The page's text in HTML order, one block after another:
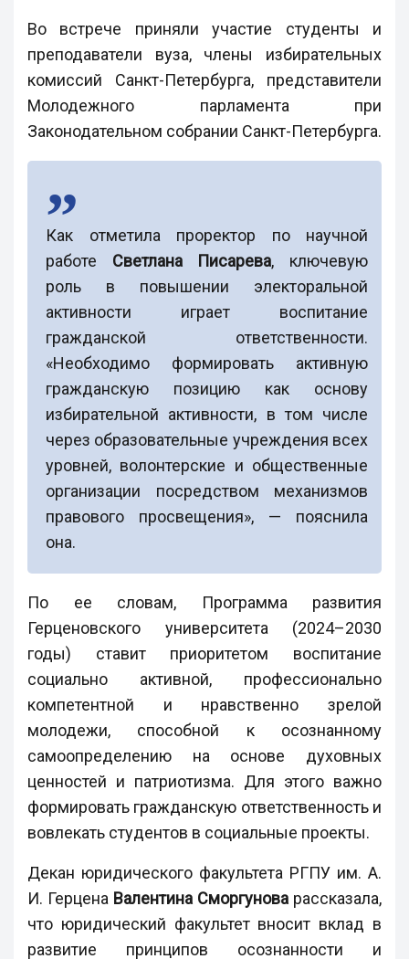
Во встрече приняли участие студенты и
преподаватели вуза, члены избирательных
комиссий Санкт-Петербурга, представители
Молодежного парламента при
Законодательном собрании Санкт-Петербурга.
Как отметила проректор по научной
работе Светлана Писарева, ключевую
роль в повышении электоральной
активности играет воспитание
гражданской ответственности.
«Необходимо формировать активную
гражданскую позицию как основу
избирательной активности, в том числе
через образовательные учреждения всех
уровней, волонтерские и общественные
организации посредством механизмов
правового просвещения», — пояснила
она.
По ее словам, Программа развития
Герценовского университета (2024–2030
годы) ставит приоритетом воспитание
социально активной, профессионально
компетентной и нравственно зрелой
молодежи, способной к осознанному
самоопределению на основе духовных
ценностей и патриотизма. Для этого важно
формировать гражданскую ответственность и
вовлекать студентов в социальные проекты.
Декан юридического факультета РГПУ им. А.
И. Герцена Валентина Сморгунова рассказала,
что юридический факультет вносит вклад в
развитие принципов осознанности и